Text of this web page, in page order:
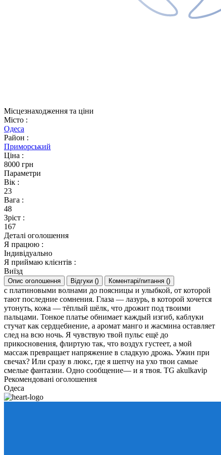
Місцезнаходження та ціни
Місто :
Одеса
Район :
Приморський
Ціна :
8000 грн
Параметри
Вік :
23
Вага :
48
Зріст :
167
Деталі оголошення
Я працюю :
Індивідуально
Я приймаю клієнтів :
Виїзд
Опис оголошення Відгуки () Коментарі/питання ()
с платиновыми волнами до поясницы и улыбкой, от которой
тают последние сомнения. Глаза — лазурь, в которой хочется
утонуть, кожа — тёплый шёлк, что дрожит под твоими
пальцами. Тонкое платье обнимает каждый изгиб, каблуки
стучат как сердцебиение, а аромат манго и жасмина оставляет
след на всю ночь. Я чувствую твой пульс ещё до
прикосновения, флиртую так, что воздух густеет, а мой
массаж превращает напряжение в сладкую дрожь. Ужин при
свечах? Или сразу в люкс, где я шепчу на ухо твои самые
смелые фантазии. Одно сообщение— и я твоя. TG akulkavip
Рекомендовані оголошення
Одеса